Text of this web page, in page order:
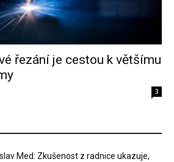
řezání je cestou k většímu
3
Med: Zkušenost z radnice ukazuje,